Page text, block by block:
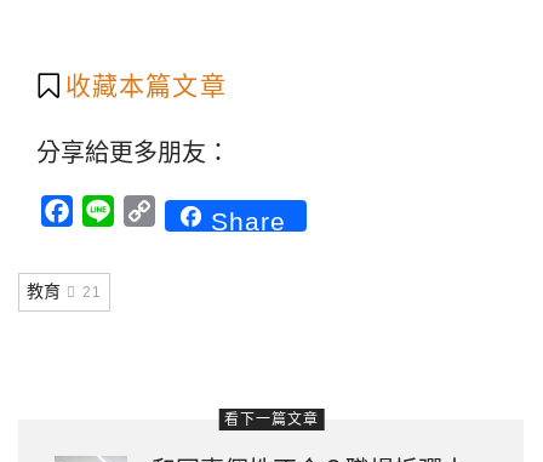
收藏本篇文章
分享給更多朋友：
Facebook
Line CopyShare
教育 21
看下一篇文章